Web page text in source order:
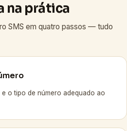
na prática
SMS em quatro passos — tudo
o tipo de número adequado ao